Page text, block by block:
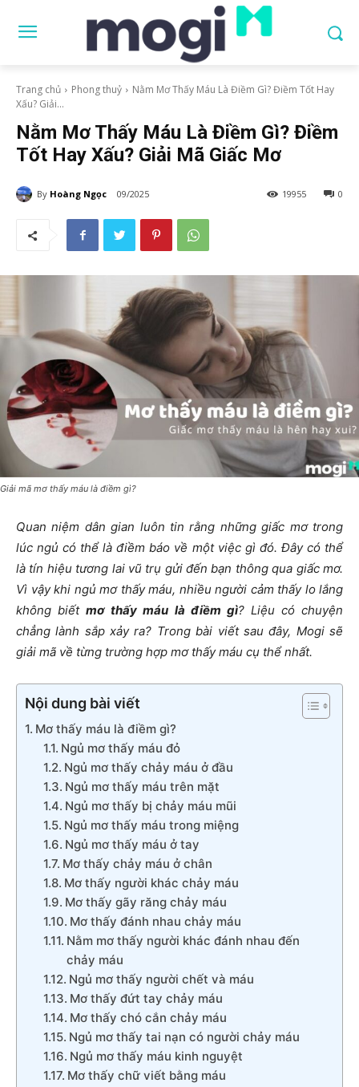
Trang chủ Phong thuỷ
Nằm Mơ Thấy Máu Là Điềm Gì? Điềm Tốt Hay
Xấu? Giải...
Nằm Mơ Thấy Máu Là Điềm Gì? Điềm
Tốt Hay Xấu? Giải Mã Giấc Mơ
By Hoàng Ngọc 09/2025 0
19955
Giải mã mơ thấy máu là điềm gì?
Quan niệm dân gian luôn tin rằng những giấc mơ trong
lúc ngủ có thể là điềm báo về một việc gì đó. Đây có thể
là tín hiệu tương lai vũ trụ gửi đến bạn thông qua giấc mơ.
Vì vậy khi ngủ mơ thấy máu, nhiều người cảm thấy lo lắng
không biếtmơ thấy máu là điềm gì? Liệu có chuyện
chẳng lành sắp xảy ra? Trong bài viết sau đây, Mogi sẽ
giải mã về từng trường hợp mơ thấy máu cụ thể nhất.
Nội dung bài viết
Mơ thấy máu là điềm gì?
Ngủ mơ thấy máu đỏ
Ngủ mơ thấy chảy máu ở đầu
Ngủ mơ thấy máu trên mặt
Ngủ mơ thấy bị chảy máu mũi
Ngủ mơ thấy máu trong miệng
Ngủ mơ thấy máu ở tay
Mơ thấy chảy máu ở chân
Mơ thấy người khác chảy máu
Mơ thấy gãy răng chảy máu
Mơ thấy đánh nhau chảy máu
Nằm mơ thấy người khác đánh nhau đến
chảy máu
Ngủ mơ thấy người chết và máu
Mơ thấy đứt tay chảy máu
Mơ thấy chó cắn chảy máu
Ngủ mơ thấy tai nạn có người chảy máu
Ngủ mơ thấy máu kinh nguyệt
Mơ thấy chữ viết bằng máu